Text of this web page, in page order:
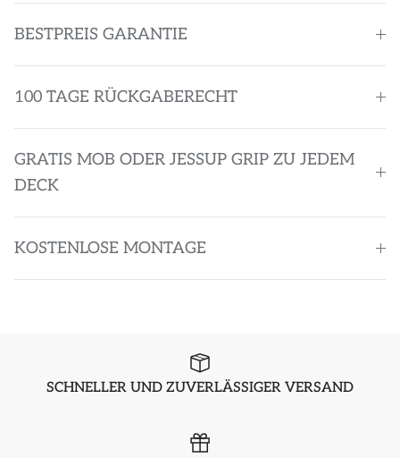
BESTPREIS GARANTIE
100 TAGE RÜCKGABERECHT
GRATIS MOB ODER JESSUP GRIP ZU JEDEM
DECK
KOSTENLOSE MONTAGE
SCHNELLER UND ZUVERLÄSSIGER VERSAND